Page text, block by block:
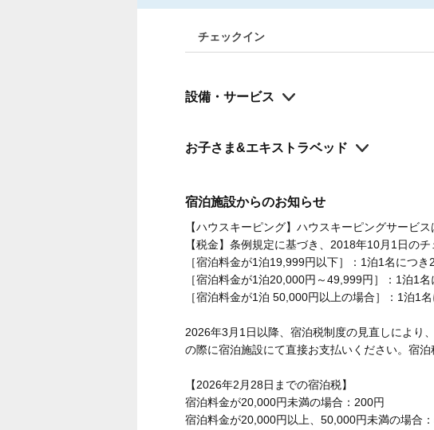
チェックイン
設備・サービス
お子さま&エキストラベッド
宿泊施設からのお知らせ
【ハウスキーピング】ハウスキーピングサービス
【税金】条例規定に基づき、2018年10月1日の
［宿泊料金が1泊19,999円以下］：1泊1名につき
［宿泊料金が1泊20,000円～49,999円］：1泊1
［宿泊料金が1泊 50,000円以上の場合］：1泊1
2026年3月1日以降、宿泊税制度の見直しにより
の際に宿泊施設にて直接お支払いください。宿
【2026年2月28日までの宿泊税】
宿泊料金が20,000円未満の場合：200円
宿泊料金が20,000円以上、50,000円未満の場合